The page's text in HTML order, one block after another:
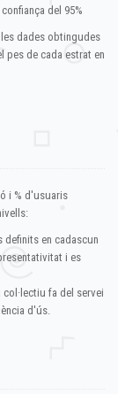
del 95%
dades obtingudes
pes de cada estrat en
i % d'usuaris
definits en cadascun
i es
fa del servei
d'ús.